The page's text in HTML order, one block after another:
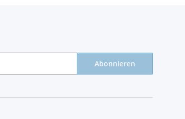
Abonnieren